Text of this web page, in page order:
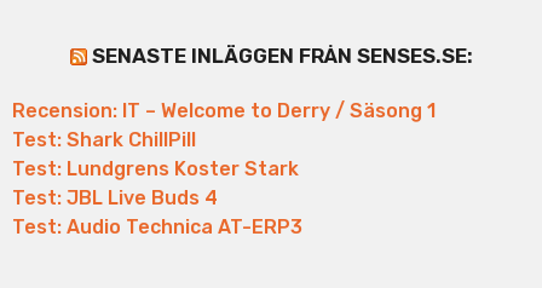
SENASTE INLÄGGEN FRÅN SENSES.SE:
Recension: IT – Welcome to Derry / Säsong 1
Test: Shark ChillPill
Test: Lundgrens Koster Stark
Test: JBL Live Buds 4
Test: Audio Technica AT-ERP3